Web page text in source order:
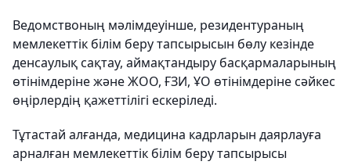
Ведомствоның мәлімдеуінше, резидентураның
мемлекеттік білім беру тапсырысын бөлу кезінде
денсаулық сақтау, аймақтандыру басқармаларының
өтінімдеріне және ЖОО, ҒЗИ, ҰО өтінімдеріне сәйкес
өңірлердің қажеттілігі ескеріледі.
Тұтастай алғанда, медицина кадрларын даярлауға
арналған мемлекеттік білім беру тапсырысы